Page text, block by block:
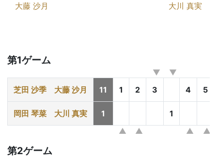
大藤 沙月
大川 真実
第1ゲーム
芝田 沙季 大藤 沙月 11 1 2 3 4 5
岡田 琴菜 大川 真実 1 1
第2ゲーム